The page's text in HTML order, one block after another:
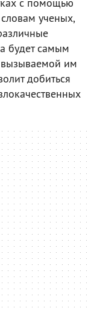
ученых,
будет самым
им
добиться